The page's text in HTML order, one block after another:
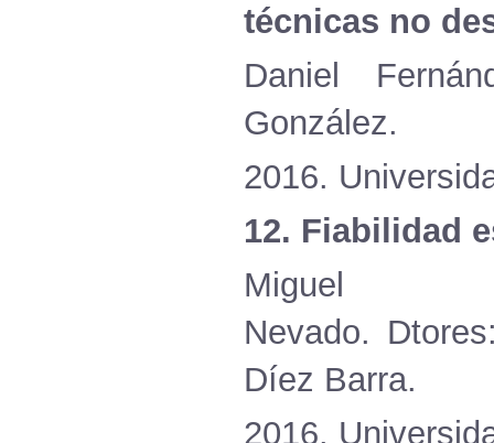
técnicas no
Daniel
González.
2016.
12. Fiabilidad
Nevado. Dtores
Díez Barra.
2016.